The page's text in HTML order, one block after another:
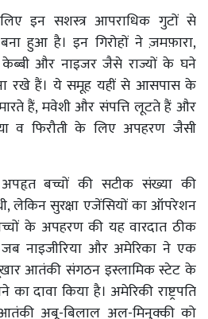
इन सशस्त्र आपराधिक गुटों से
हुआ है। इन गिरोहों ने ज़मफ़ारा,
केब्बी और नाइजर जैसे राज्यों के घने
रखे हैं। ये समूह यहीं से आसपास के
हैं, मवेशी और संपत्ति लूटते हैं और
व फिरौती के लिए अपहरण जैसी
बच्चों की सटीक संख्या की
लेकिन सुरक्षा एजेंसियों का ऑपरेशन
के अपहरण की यह वारदात ठीक
नाइजीरिया और अमेरिका ने एक
आतंकी संगठन इस्लामिक स्टेट के
का दावा किया है। अमेरिकी राष्ट्रपति
आतंकी अबू-बिलाल अल-मिनुक्की को